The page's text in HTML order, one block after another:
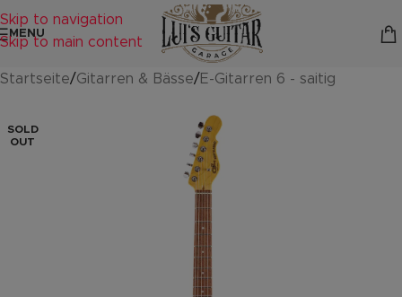
Skip to navigation
Skip to main content
MENU
Startseite/Gitarren & Bässe/E-Gitarren 6 - saitig
SOLD
OUT